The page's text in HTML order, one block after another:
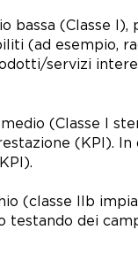
bassa (Classe I),
(ad esempio,
servizi
(Classe I
(KPI).
(classe IIb
testando dei